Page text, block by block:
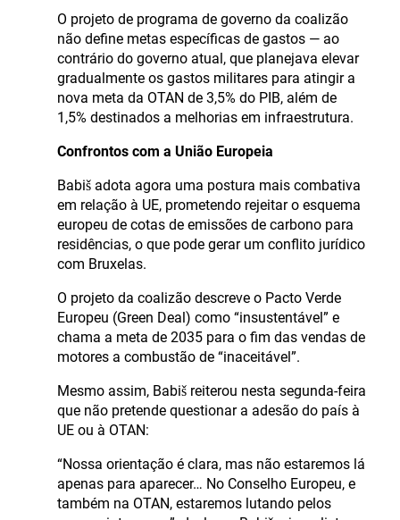
O projeto de programa de governo da coalizão
não define metas específicas de gastos — ao
contrário do governo atual, que planejava elevar
gradualmente os gastos militares para atingir a
nova meta da OTAN de 3,5% do PIB, além de
1,5% destinados a melhorias em infraestrutura.
Confrontos com a União Europeia
Babiš adota agora uma postura mais combativa
em relação à UE, prometendo rejeitar o esquema
europeu de cotas de emissões de carbono para
residências, o que pode gerar um conflito jurídico
com Bruxelas.
O projeto da coalizão descreve o Pacto Verde
Europeu (Green Deal) como “insustentável” e
chama a meta de 2035 para o fim das vendas de
motores a combustão de “inaceitável”.
Mesmo assim, Babiš reiterou nesta segunda-feira
que não pretende questionar a adesão do país à
UE ou à OTAN:
“Nossa orientação é clara, mas não estaremos lá
apenas para aparecer… No Conselho Europeu, e
também na OTAN, estaremos lutando pelos